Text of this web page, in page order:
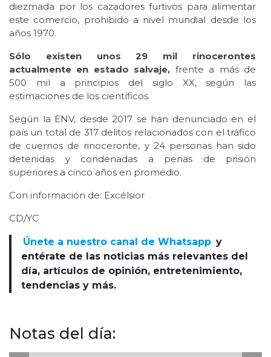
diezmada por los cazadores furtivos para alimentar
este comercio, prohibido a nivel mundial desde los
años 1970.
Sólo existen unos 29 mil rinocerontes
actualmente en estado salvaje, frente a más de
500 mil a principios del siglo XX, según las
estimaciones de los científicos.
Según la ENV, desde 2017 se han denunciado en el
país un total de 317 delitos relacionados con el tráfico
de cuernos de rinoceronte, y 24 personas han sido
detenidas y condenadas a penas de prisión
superiores a cinco años en promedio.
Con información de: Excélsior
CD/YC
Únete a nuestro canal de Whatsapp y
entérate de las noticias más relevantes del
día, artículos de opinión, entretenimiento,
tendencias y más.
Notas del día: